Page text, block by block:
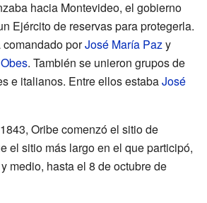
hacia Montevideo, el gobierno
Ejército de reservas para protegerla.
porJosé María Pazy
. También se unieron grupos de
e italianos. Entre ellos estabaJosé
Oribe comenzó el sitio de
el sitio más largo en el que participó,
medio, hasta el 8 de octubre de